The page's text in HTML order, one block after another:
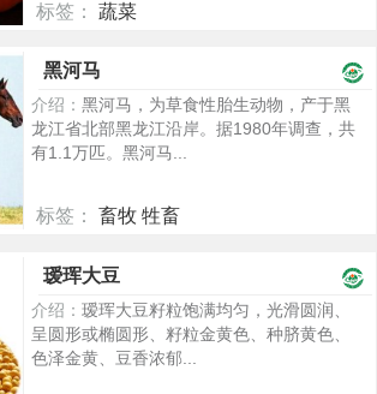
标签： 蔬菜
黑河马
介绍： 黑河马，为草食性胎生动物，产于黑
龙江省北部黑龙江沿岸。据1980年调查，共
有1.1万匹。黑河马...
标签： 畜牧 牲畜
瑷珲大豆
介绍： 瑷珲大豆籽粒饱满均匀，光滑圆润、
呈圆形或椭圆形、籽粒金黄色、种脐黄色、
色泽金黄、豆香浓郁...